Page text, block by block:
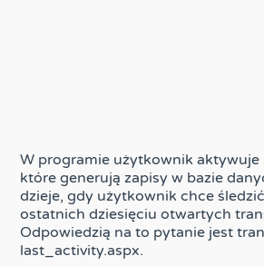
W programie użytkownik aktywuje
które generują zapisy w bazie
dzieje, gdy użytkownik chce
ostatnich dziesięciu otwartych
Odpowiedzią na to pytanie jest
last_activity.aspx.